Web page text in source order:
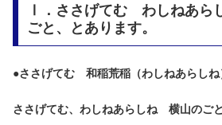
Ⅰ．ささげてむ わしねあら
ごと、とあります。
●ささげてむ 和稲荒稲（わしねあらし
ささげてむ、わしねあらしね 横山のごと